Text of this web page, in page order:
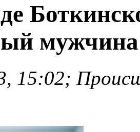
мужчина
15:02;